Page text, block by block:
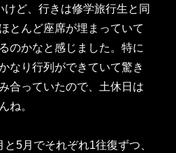
ど、行きは修学旅行生と同
とんど座席が埋まっていて
のかなと感じました。特に
なり行列ができていて驚き
合っていたので、土休日は
ね。
5月でそれぞれ1往復ずつ、